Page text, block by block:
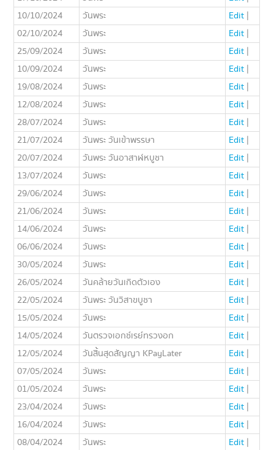
10/10/2024
วันพระ Edit |
02/10/2024
วันพระ Edit |
25/09/2024
วันพระ Edit |
10/09/2024
วันพระ Edit |
19/08/2024
วันพระ Edit |
12/08/2024
วันพระ Edit |
28/07/2024
วันพระ Edit |
21/07/2024
วันพระ วันเข้าพรรษา Edit |
20/07/2024
วันพระ วันอาสาฬหบูชา Edit |
13/07/2024
วันพระ Edit |
29/06/2024
วันพระ Edit |
21/06/2024
วันพระ Edit |
14/06/2024
วันพระ Edit |
06/06/2024
วันพระ Edit |
30/05/2024
วันพระ Edit |
26/05/2024
วันคล้ายวันเกิดตัวเอง Edit |
22/05/2024
วันพระ วันวิสาขบูชา Edit |
15/05/2024
วันพระ Edit |
14/05/2024
วันตรวจเอกซ์เรย์ทรวงอก Edit |
12/05/2024
วันสิ้นสุดสัญญา KPayLater Edit |
07/05/2024
วันพระ Edit |
01/05/2024
วันพระ Edit |
23/04/2024
วันพระ Edit |
16/04/2024
วันพระ Edit |
08/04/2024
วันพระ Edit |